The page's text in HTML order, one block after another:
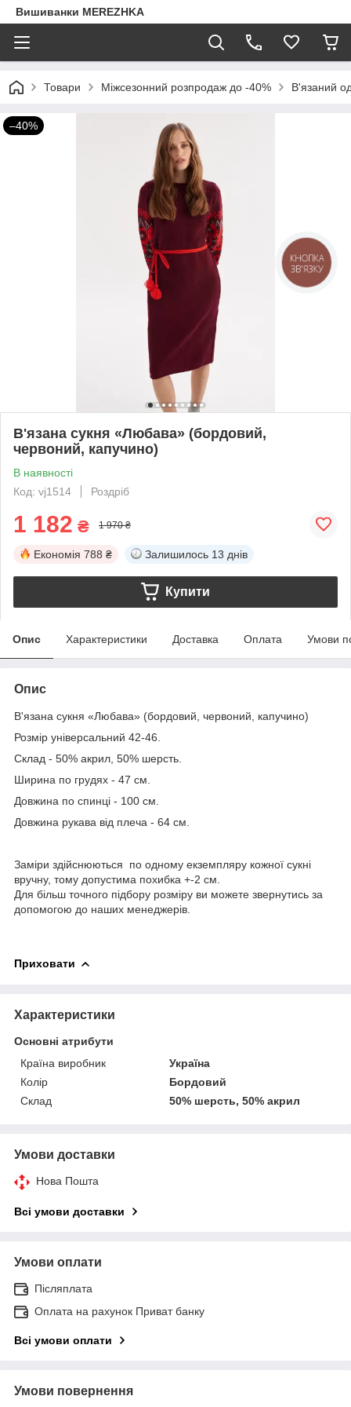
Вишиванки MEREZHKA
Товари Міжсезонний розпродаж до -40% В'язаний
–40%
В'язана сукня «Любава» (бордовий,
червоний, капучино)
В наявності
Код: vj1514
Роздріб
1 182 ₴ 1 970 ₴
Економія 788 ₴ Залишилось 13 днів
Купити
Опис Характеристики Доставка Оплата Умови
Опис
В'язана сукня «Любава» (бордовий, червоний, капучино)
Розмір універсальний 42-46.
Склад - 50% акрил, 50% шерсть.
Ширина по грудях - 47 см.
Довжина по спинці - 100 см.
Довжина рукава від плеча - 64 см.
Заміри здійснюються по одному екземпляру кожної сукні
вручну, тому допустима похибка +-2 см.
Для більш точного підбору розміру ви можете звернутись за
допомогою до наших менеджерів.
Приховати
Характеристики
Основні атрибути
Країна виробник
Україна
Колір
Бордовий
Склад
50% шерсть, 50% акрил
Умови доставки
Нова Пошта
Всі умови доставки
Умови оплати
Післяплата
Оплата на рахунок Приват банку
Всі умови оплати
Умови повернення
КНОПКА
ЗВ'ЯЗКУ